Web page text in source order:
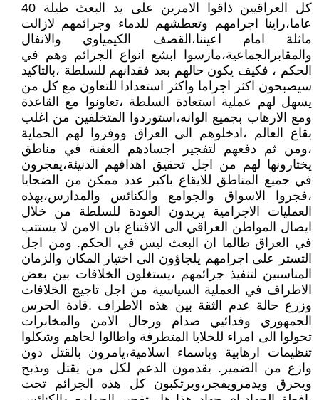
كل العراقيين ذاقوا الامرين على يد البعث طيلة 40
عاما،راينا اجرامهم وتعطشهم للدماء وجرائمهم لازالت
ماثلة امام اعيننا،القصف الكيمياوي والانفال
والمقابرالجماعية،مارسوا ابشع انواع الجرائم وهم في
الحكم ، فكيف يكون حالهم بعد فقدانهم للسلطة ،بالتاكيد
سيصبحون اكثر اجراما واكثر استعدادا للتعاون مع كل من
يسهل لهم عملية استعادة السلطة ،تعاونوا مع القاعدة
ومع الارهاب بجميع الوانه،استوردوا المتخلفين من اغلب
بقاع العالم ،ادخلوهم الى العراق ووفروا لهم الحماية
،ومن ثم دفعهم لتفجير اجسادهم العفنة في مناطق
يختارونها لهم من اجل تحقيق اهدافهم الدنيئة،يفجرون
في جميع المناطق للايقاع باكبر عدد ممكن من الضحايا
،فجروا الاسواق والجوامع والكنائس والمدارس،بهذه
العمليات الاجرامية يريدون العودة للسلطة من خلال
ايصال المواطن العراقي الى الاقتناع بان الامن لا يستتب
في العراق طالما ان البعث ليس في الحكم. ومن اجل
التستر على اجرامهم يلجاؤون الى اختيار المكان والزمان
المناسبين لتنفيذ جرائمهم ،يستغلون الخلافات بين بعض
الاطراف في العملية السياسية من اجل تاجيج الخلافات
وزرع حالة عدم الثقة بين هذه الاطراف .قادة الحرس
الجمهوري وفدائيي صدام ورجال الامن والمخابرات
تحولوا الى امراء للخلايا المتطرفة واطالوا لحاهم وشكلوا
تنظيمات ارهابية وباسماء اسلامية،يامرون بالقتل دون
وازع من الضمير. يقدمون الدعم لكل من يقتل ويذبح
ويحرق ويدمرويفجر،ويرتكبون كل هذه الجرائم تحت